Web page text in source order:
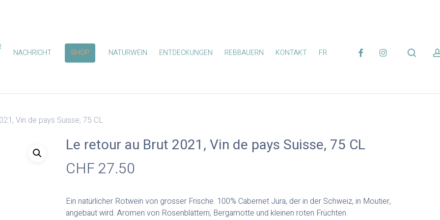
NACHRICHT SHOP NATURWEIN ENTDECKUNGEN REBBAUERN KONTAKT FR FACEBOOKINSTAGRAM search
Vin de pays Suisse, 75 CL
Le retour au Brut 2021, Vin de pays Suisse, 75 CL
CHF 27.50
Ein natürlicher Rotwein von grosser Frische. 100% Cabernet Jura, der in der Schweiz, in Moutier,
angebaut wird. Aromen von Rosenblättern, Bergamotte und kleinen roten Früchten.